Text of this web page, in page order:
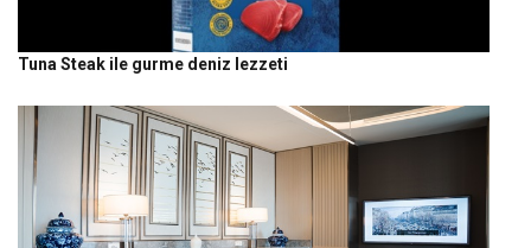
Tuna Steak ile gurme deniz lezzeti